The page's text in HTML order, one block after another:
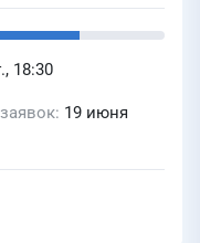
18:30
19 июня